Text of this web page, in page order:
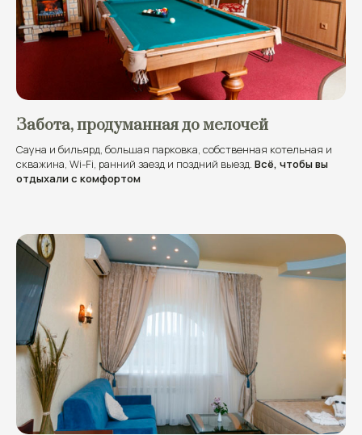
Забота, продуманная до мелочей
Сауна и бильярд, большая парковка, собственная котельная и
скважина, Wi-Fi, ранний заезд и поздний выезд. Всё, чтобы вы
отдыхали с комфортом